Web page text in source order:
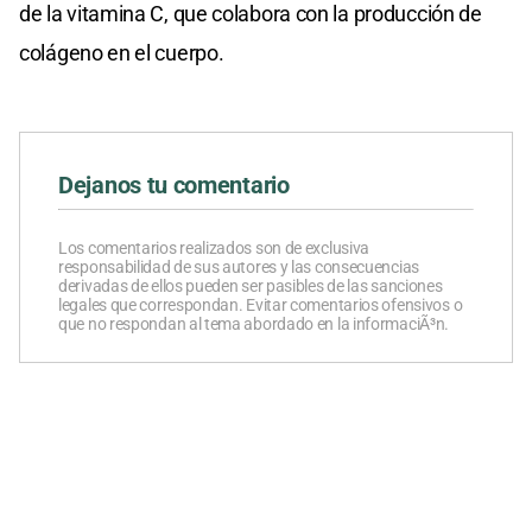
de la vitamina C, que colabora con la producción de
colágeno en el cuerpo.
Dejanos tu comentario
Los comentarios realizados son de exclusiva
responsabilidad de sus autores y las consecuencias
derivadas de ellos pueden ser pasibles de las sanciones
legales que correspondan. Evitar comentarios ofensivos o
que no respondan al tema abordado en la informaciÃ³n.